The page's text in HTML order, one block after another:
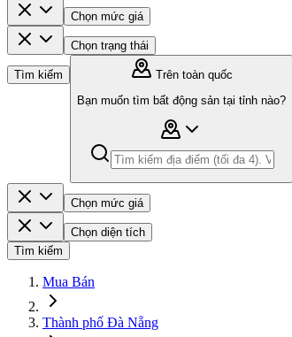
Chọn mức giá
Chọn trạng thái
Tìm kiếm
Trên toàn quốc
Bạn muốn tìm bất động sản tại tỉnh nào?
Chọn mức giá
Chọn diện tích
Tìm kiếm
Mua Bán
Thành phố Đà Nẵng